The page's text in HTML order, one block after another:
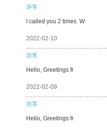
游客
I called you 2 times. W
2022-02-10
游客
Hello, Greetings fr
2022-02-09
游客
Hello, Greetings fr